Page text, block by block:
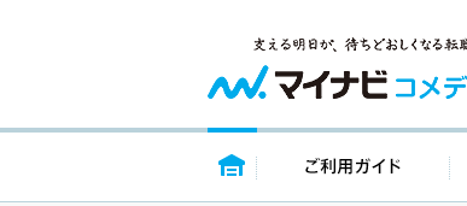
トップページ ご